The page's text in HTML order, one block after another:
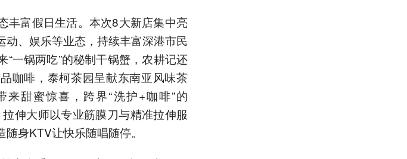
丰富假日生活。本次8大新店集中亮
、娱乐等业态，持续丰富深港市民
一锅两吃”的秘制干锅蟹，农耕记还
咖啡，泰柯茶园呈献东南亚风味茶
甜蜜惊喜，跨界“洗护+咖啡”的
伸大师以专业筋膜刀与精准拉伸服
身KTV让快乐随唱随停。